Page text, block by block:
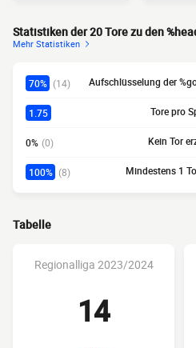
Statistiken der 20 Tore zu den
Mehr Statistiken
70% (14) Aufschlüsselung der
1.75 Tore pro
0% (0) Kein Tor
100% (8) Mindestens 1
Tabelle
Regionalliga 2023/2024
14